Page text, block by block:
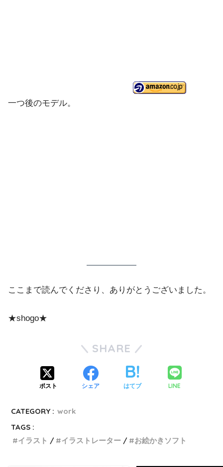
一つ後のモデル。
ここまで読んでくださり、ありがとうございました。
★shogo★
SHARE
ポスト シェア はてブ LINE
CATEGORY : work
TAGS :
イラスト
イラストレーター お絵かきソフト